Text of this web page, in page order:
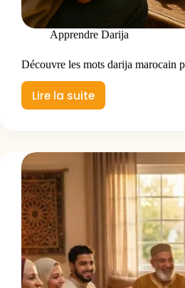
Apprendre Darija
Découvre les mots darija marocain
Lire la suite
Découvre
darija
marocain
racines